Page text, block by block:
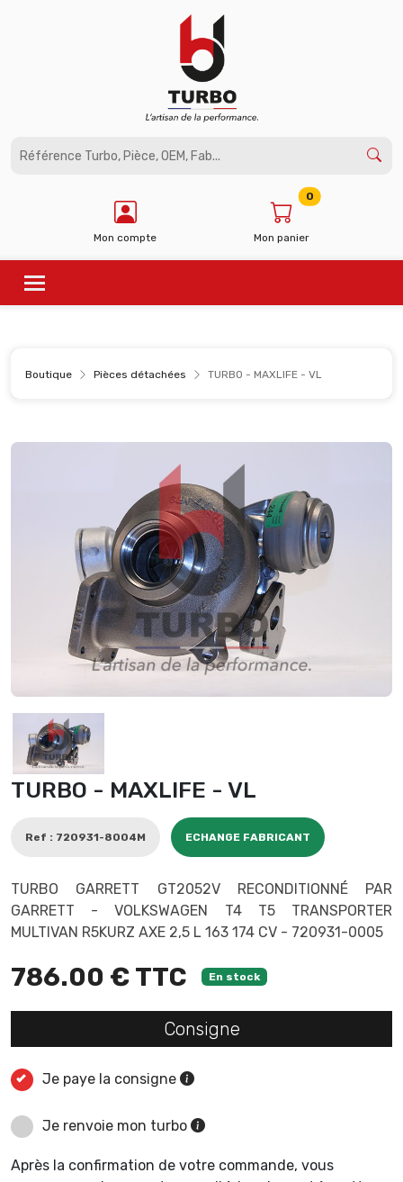
Mon compte Mon panier
0
Boutique Pièces détachées TURBO - MAXLIFE - VL
TURBO - MAXLIFE - VL
Ref : 720931-8004M ECHANGE FABRICANT
TURBO GARRETT GT2052V RECONDITIONNÉ PAR
GARRETT - VOLKSWAGEN T4 T5 TRANSPORTER
MULTIVAN R5KURZ AXE 2,5 L 163 174 CV - 720931-0005
786.00 € TTC En stock
Consigne
Je paye la consigne
Je renvoie mon turbo
Après la confirmation de votre commande, vous
Panneau de gestion des cookies